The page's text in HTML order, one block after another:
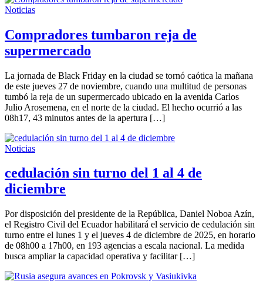
Noticias
Compradores tumbaron reja de
supermercado
La jornada de Black Friday en la ciudad se tornó caótica la mañana
de este jueves 27 de noviembre, cuando una multitud de personas
tumbó la reja de un supermercado ubicado en la avenida Carlos
Julio Arosemena, en el norte de la ciudad. El hecho ocurrió a las
08h17, 43 minutos antes de la apertura […]
Noticias
cedulación sin turno del 1 al 4 de
diciembre
Por disposición del presidente de la República, Daniel Noboa Azín,
el Registro Civil del Ecuador habilitará el servicio de cedulación sin
turno entre el lunes 1 y el jueves 4 de diciembre de 2025, en horario
de 08h00 a 17h00, en 193 agencias a escala nacional. La medida
busca ampliar la capacidad operativa y facilitar […]